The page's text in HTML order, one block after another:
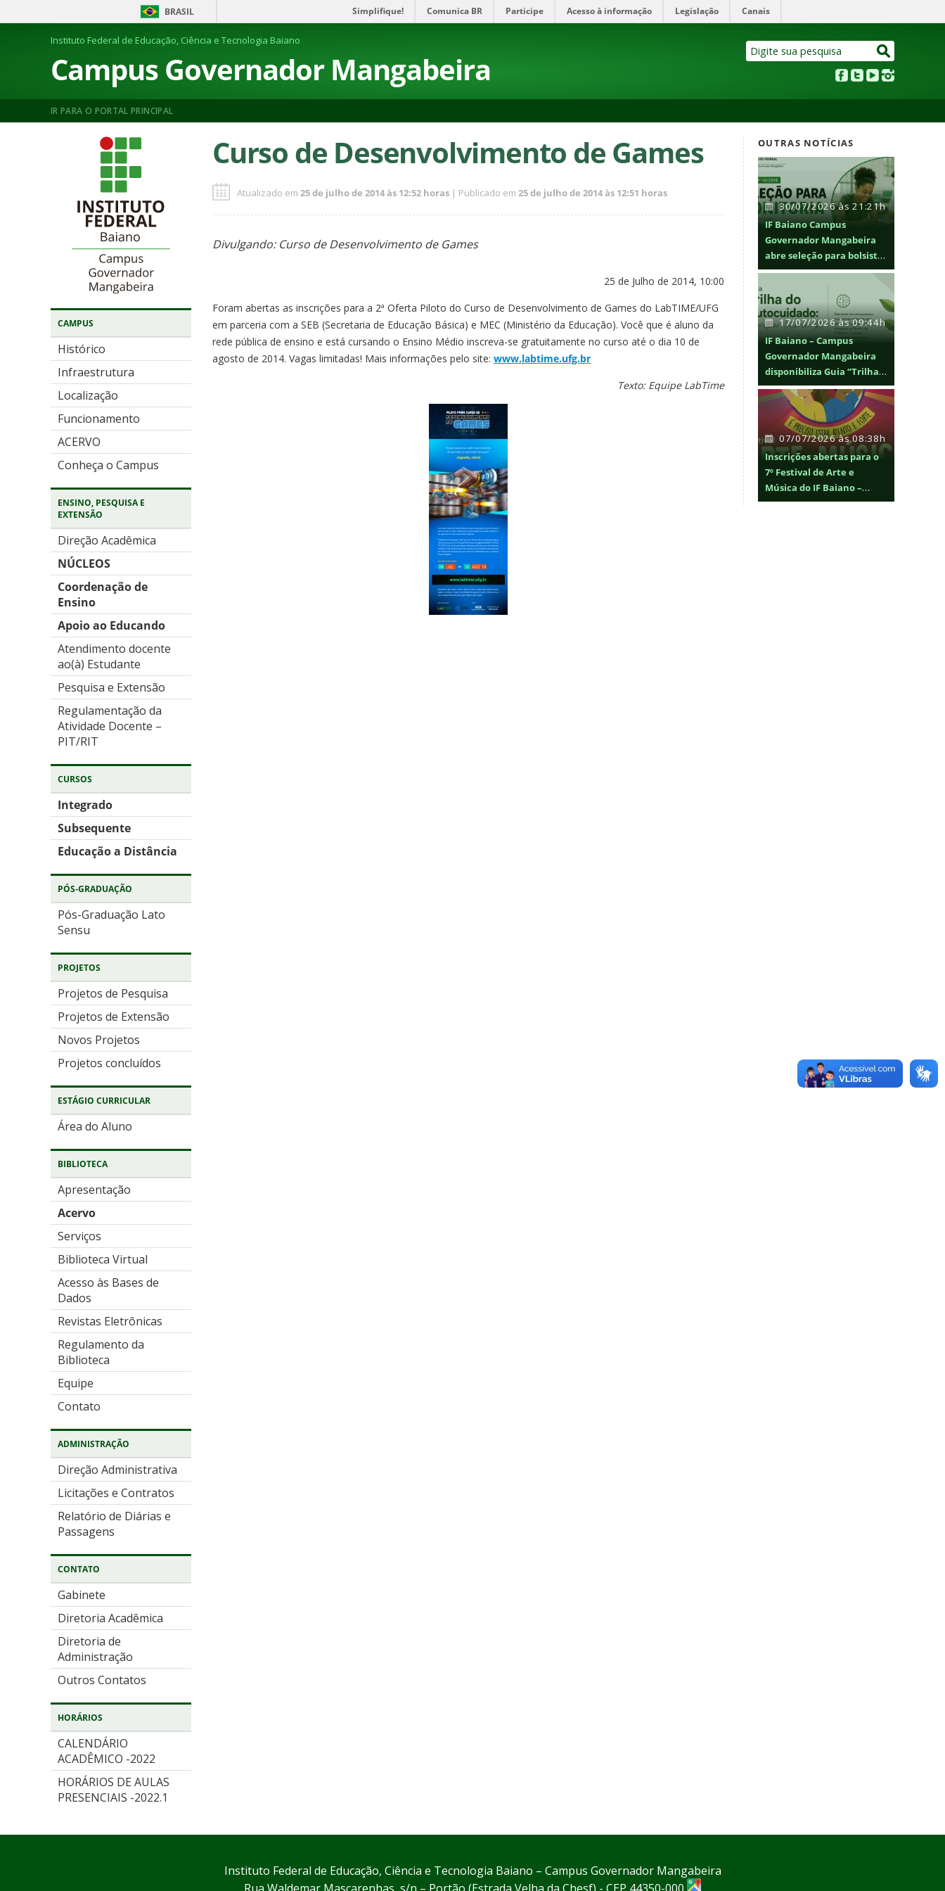
BRASIL Simplifique! Comunica BR Participe Acesso à informação Legislação Canais
Instituto Federal de Educação, Ciência e Tecnologia Baiano
Campus Governador Mangabeira
IR PARA O PORTAL PRINCIPAL
CAMPUS
Histórico
Infraestrutura
Localização
Funcionamento
ACERVO
Conheça o Campus
ENSINO, PESQUISA E
EXTENSÃO
Direção Acadêmica
NÚCLEOS
Coordenação de
Ensino
Apoio ao Educando
Atendimento docente
ao(à) Estudante
Pesquisa e Extensão
Regulamentação da
Atividade Docente –
PIT/RIT
CURSOS
Integrado
Subsequente
Educação a Distância
PÓS-GRADUAÇÃO
Pós-Graduação Lato
Sensu
PROJETOS
Projetos de Pesquisa
Projetos de Extensão
Novos Projetos
Projetos concluídos
ESTÁGIO CURRICULAR
Área do Aluno
BIBLIOTECA
Apresentação
Acervo
Serviços
Biblioteca Virtual
Acesso às Bases de
Dados
Revistas Eletrônicas
Regulamento da
Biblioteca
Equipe
Contato
ADMINISTRAÇÃO
Direção Administrativa
Licitações e Contratos
Relatório de Diárias e
Passagens
CONTATO
Gabinete
Diretoria Acadêmica
Diretoria de
Administração
Outros Contatos
HORÁRIOS
CALENDÁRIO
ACADÊMICO -2022
HORÁRIOS DE AULAS
PRESENCIAIS -2022.1
Curso de Desenvolvimento de Games
Atualizado em 25 de julho de 2014 às 12:52 horas | Publicado em 25 de julho de 2014 às 12:51 horas
Divulgando: Curso de Desenvolvimento de Games
25 de Julho de 2014, 10:00
Foram abertas as inscrições para a 2ª Oferta Piloto do Curso de Desenvolvimento de Games do LabTIME/UFG
em parceria com a SEB (Secretaria de Educação Básica) e MEC (Ministério da Educação). Você que é aluno da
rede pública de ensino e está cursando o Ensino Médio inscreva-se gratuitamente no curso até o dia 10 de
agosto de 2014. Vagas limitadas! Mais informações pelo site: www.labtime.ufg.br
Texto: Equipe LabTime
OUTRAS NOTÍCIAS
30/07/2026 às 21:21h
IF Baiano Campus
Governador Mangabeira
abre seleção para bolsistas
de monitoria
17/07/2026 às 09:44h
IF Baiano – Campus
Governador Mangabeira
disponibiliza Guia “Trilha
do Autocuidado: Florescer
Interior” para promoção
da saúde mental
07/07/2026 às 08:38h
Inscrições abertas para o
7º Festival de Arte e
Música do IF Baiano –
FAMIF BAIANO 2026
Instituto Federal de Educação, Ciência e Tecnologia Baiano – Campus Governador Mangabeira